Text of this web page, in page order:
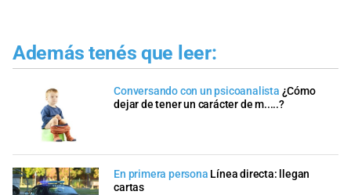
Además tenés que leer:
Conversando con un psicoanalista ¿Cómo
dejar de tener un carácter de m.....?
En primera persona Línea directa: llegan
cartas